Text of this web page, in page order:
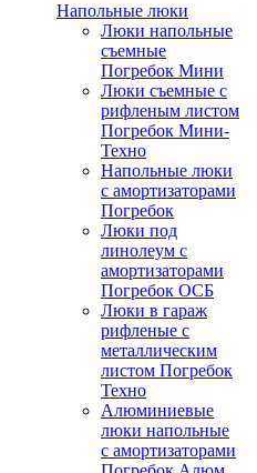
Напольные люки
Люки напольные
съемные
Погребок Мини
Люки съемные с
рифленым листом
Погребок Мини-
Техно
Напольные люки
с амортизаторами
Погребок
Люки под
линолеум с
амортизаторами
Погребок ОСБ
Люки в гараж
рифленые с
металлическим
листом Погребок
Техно
Алюминиевые
люки напольные
с амортизаторами